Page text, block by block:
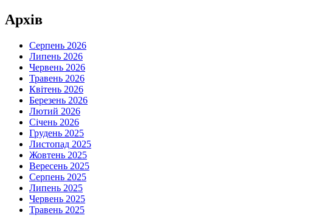
Архів
Серпень 2026
Липень 2026
Червень 2026
Травень 2026
Квітень 2026
Березень 2026
Лютий 2026
Січень 2026
Грудень 2025
Листопад 2025
Жовтень 2025
Вересень 2025
Серпень 2025
Липень 2025
Червень 2025
Травень 2025